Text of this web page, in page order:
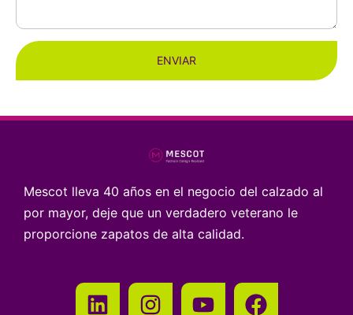
ENVIAR
Mescot lleva 40 años en el negocio del calzado al
por mayor, deje que un verdadero veterano le
proporcione zapatos de alta calidad.